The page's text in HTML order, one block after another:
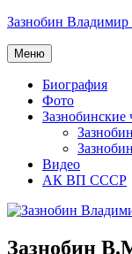
Перейти
содержимому
Зазнобин
Меню
Биография
Фото
Зазнобинские
Видео
АК ВП СССР
Зазнобин